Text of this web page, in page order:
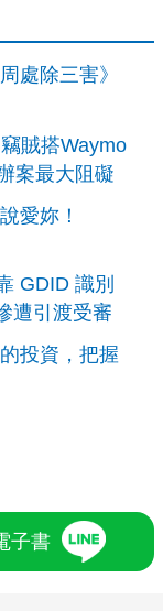
處除三害》
賊搭Waymo
案最大阻礙
愛妳！
GDID 識別
遭引渡受審
投資，把握
子書